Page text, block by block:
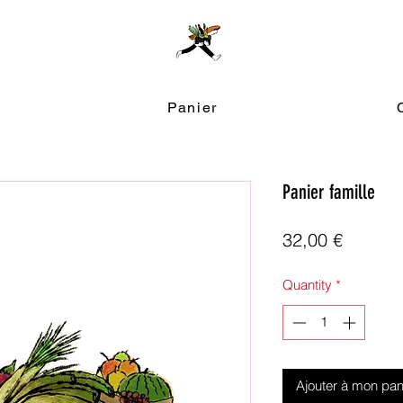
Panier famille
32,00 €Price
Quantity *
Ajouter à mon
Panier